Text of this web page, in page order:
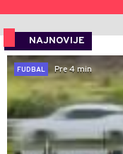
NAJNOVIJE
FUDBAL
Pre 4 min